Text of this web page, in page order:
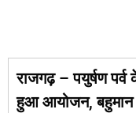
राजगढ़ – पयुर्षण पर्व
हुआ आयोजन, बहुमान